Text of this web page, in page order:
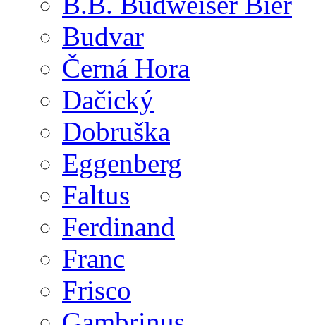
Budvar
Černá Hora
Dačický
Dobruška
Eggenberg
Faltus
Ferdinand
Franc
Frisco